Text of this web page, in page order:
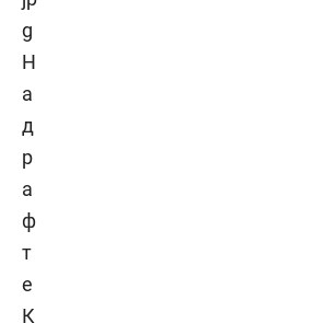
Н
а
д
р
а
ф
т
е
К